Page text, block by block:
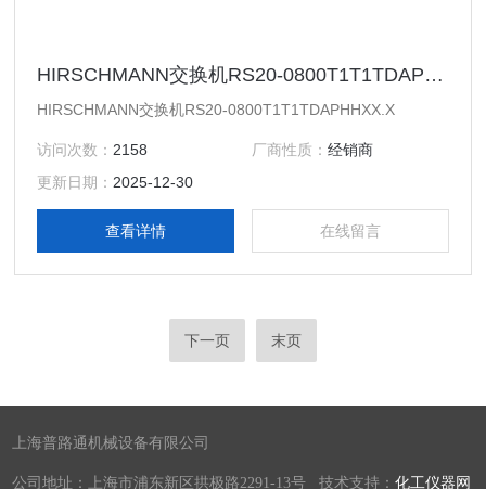
HIRSCHMANN交换机RS20-0800T1T1TDAPHHXX.X
HIRSCHMANN交换机RS20-0800T1T1TDAPHHXX.X
访问次数： 2158 厂商性质： 经销商
更新日期： 2025-12-30
查看详情 在线留言
下一页 末页
上海普路通机械设备有限公司
公司地址：上海市浦东新区拱极路2291-13号 技术支持：化工仪器网